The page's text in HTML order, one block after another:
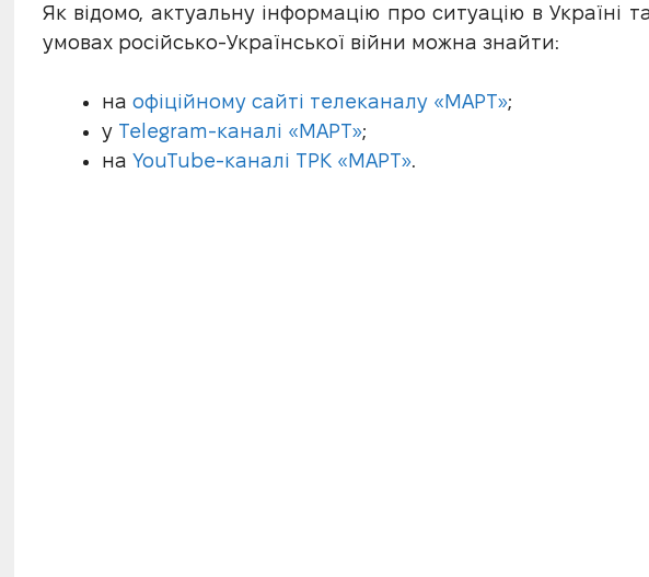
Як відомо, актуальну інформацію про ситуацію в Україні
умовах російсько-Української війни можна знайти:
на офіційному сайті телеканалу «МАРТ»;
у Telegram-каналі «МАРТ»;
на YouTube-каналі ТРК «МАРТ».